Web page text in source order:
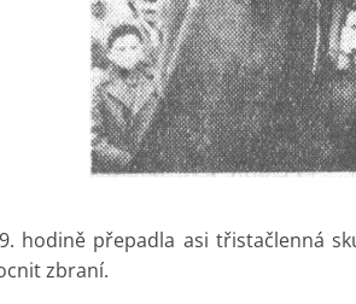
hodině přepadla asi třistačlenná
zbraní.